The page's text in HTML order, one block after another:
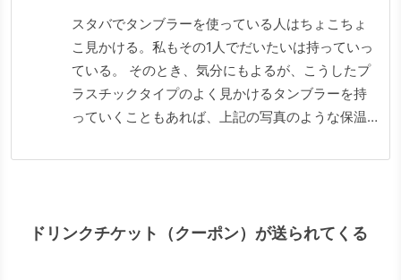
スタバでタンブラーを使っている人はちょこちょ
こ見かける。私もその1人でだいたいは持っていっ
ている。 そのとき、気分にもよるが、こうしたプ
ラスチックタイプのよく見かけるタンブラーを持
っていくこともあれば、上記の写真のような保温
ある。
ドリンクチケット（クーポン）が送られてくる